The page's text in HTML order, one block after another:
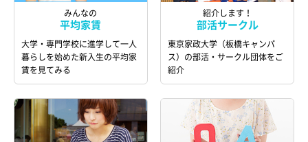
みんなの
平均家賃
大学・専門学校に進学して一人
暮らしを始めた新入生の平均家
賃を見てみる
紹介します！
部活サークル
東京家政大学（板橋キャンパ
ス）の部活・サークル団体をご
紹介